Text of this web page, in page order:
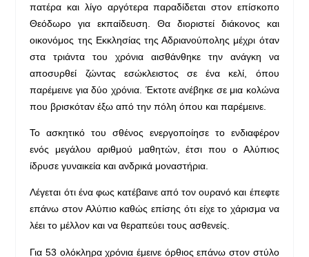
πατέρα και λίγο αργότερα παραδίδεται στον επίσκοπο
Θεόδωρο για εκπαίδευση. Θα διοριστεί διάκονος και
οικονόμος της Εκκλησίας της Αδριανούπολης μέχρι όταν
στα τριάντα του χρόνια αισθάνθηκε την ανάγκη να
αποσυρθεί ζώντας εσώκλειστος σε ένα κελί, όπου
παρέμεινε για δύο χρόνια. Έκτοτε ανέβηκε σε μια κολώνα
που βρισκόταν έξω από την πόλη όπου και παρέμεινε.
Το ασκητικό του σθένος ενεργοποίησε το ενδιαφέρον
ενός μεγάλου αριθμού μαθητών, έτσι που ο Αλύπιος
ίδρυσε γυναικεία και ανδρικά μοναστήρια.
Λέγεται ότι ένα φως κατέβαινε από τον ουρανό και έπεφτε
επάνω στον Αλύπιο καθώς επίσης ότι είχε το χάρισμα να
λέει το μέλλον και να θεραπεύει τους ασθενείς.
Για 53 ολόκληρα χρόνια έμεινε όρθιος επάνω στον στύλο